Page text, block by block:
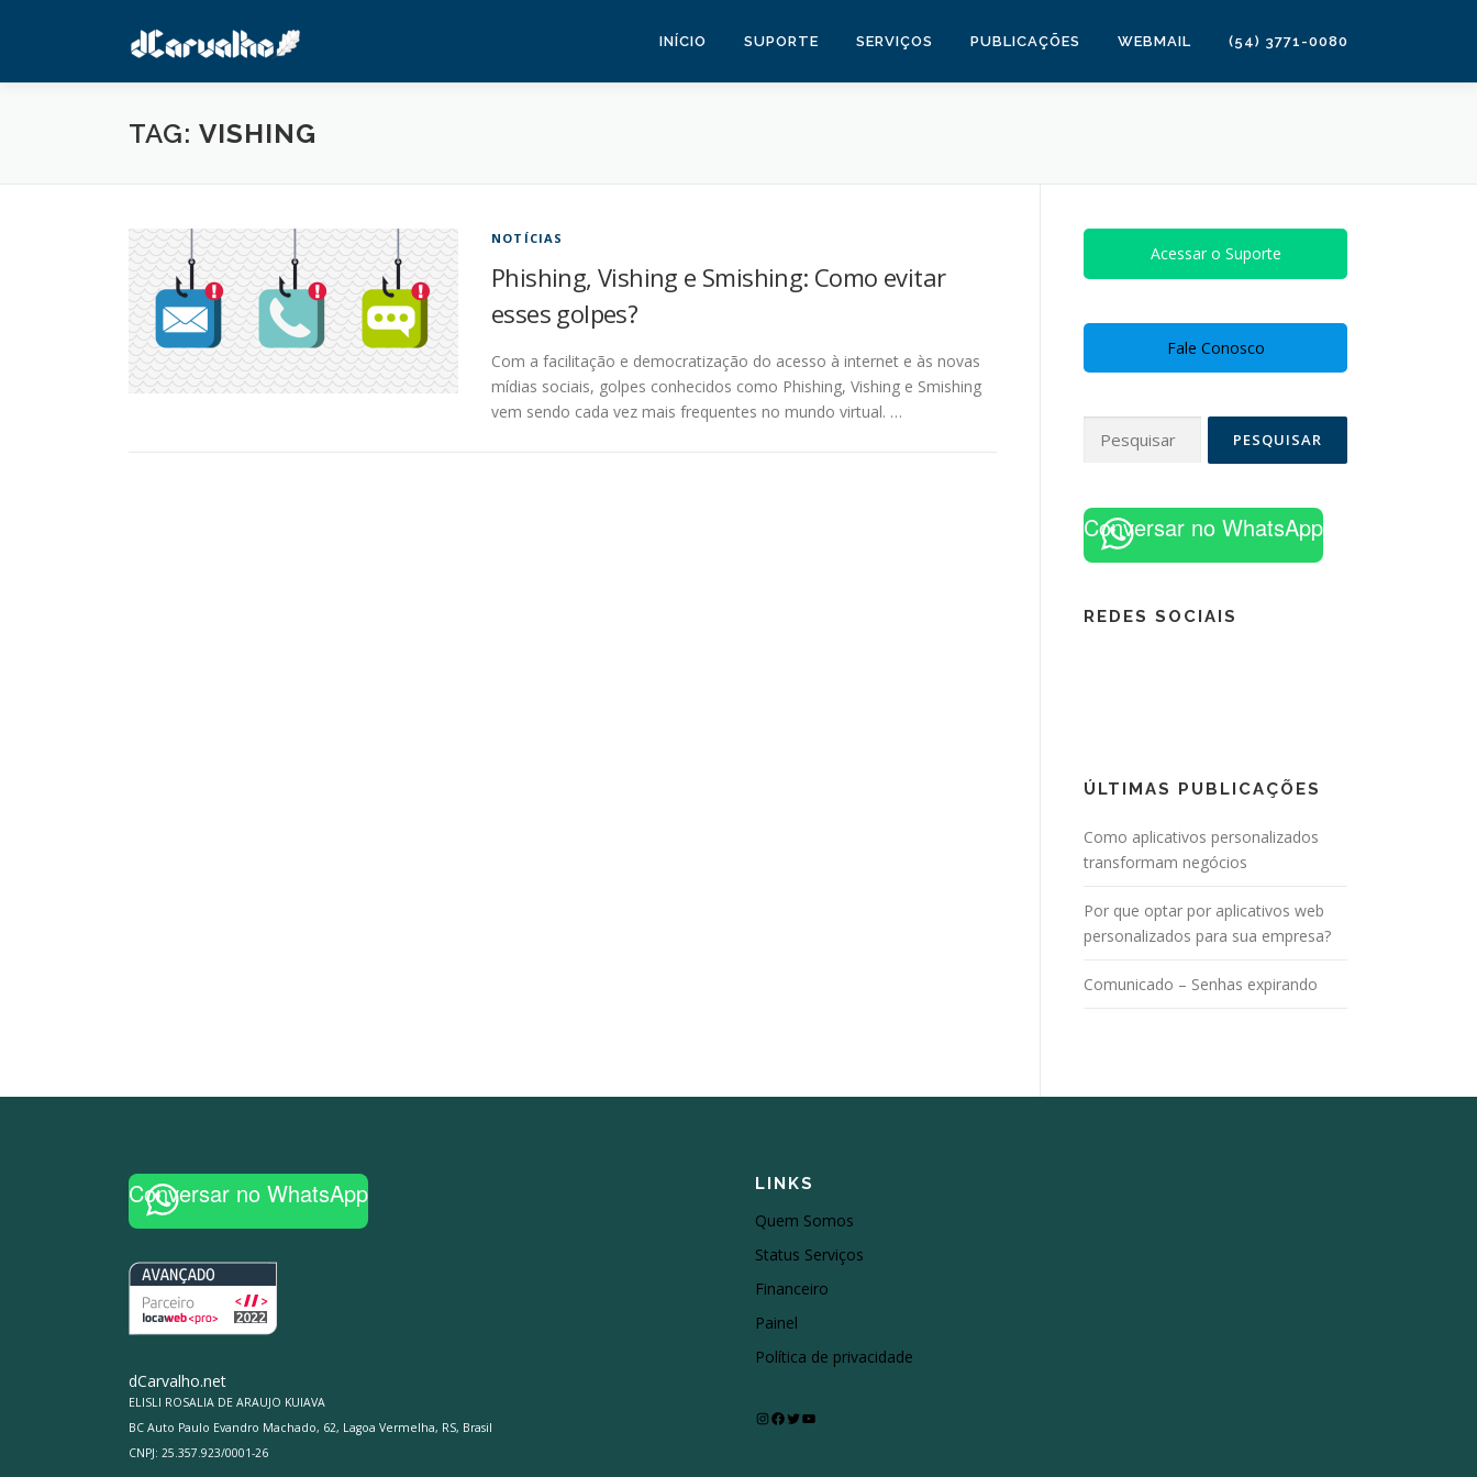
conteúdo
INÍCIO SUPORTE SERVIÇOS PUBLICAÇÕES WEBMAIL (54) 3771-0080
TAG: VISHING
NOTÍCIAS
Phishing, Vishing e Smishing: Como evitar
esses golpes?
Com a facilitação e democratização do acesso à internet e às novas
mídias sociais, golpes conhecidos como Phishing, Vishing e Smishing
vem sendo cada vez mais frequentes no mundo virtual. …
Acessar o Suporte
Fale Conosco
Conversar no WhatsApp
REDES SOCIAIS
ÚLTIMAS PUBLICAÇÕES
Como aplicativos personalizados
transformam negócios
Por que optar por aplicativos web
personalizados para sua empresa?
Comunicado – Senhas expirando
Conversar no WhatsApp
dCarvalho.net
ELISLI ROSALIA DE ARAUJO KUIAVA
BC Auto Paulo Evandro Machado, 62, Lagoa Vermelha, RS, Brasil
CNPJ: 25.357.923/0001-26
LINKS
Quem Somos
Status Serviços
Financeiro
Painel
Política de privacidade
InstagramFacebook Twitter Youtube